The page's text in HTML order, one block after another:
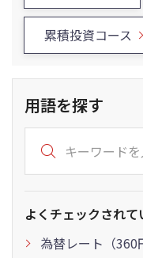
累積投資コース
用語を探す
よくチェックされて
為替レート（360